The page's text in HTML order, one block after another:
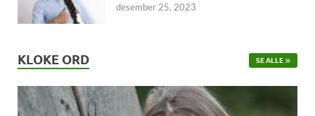
desember 25, 2023
KLOKE ORD SE ALLE